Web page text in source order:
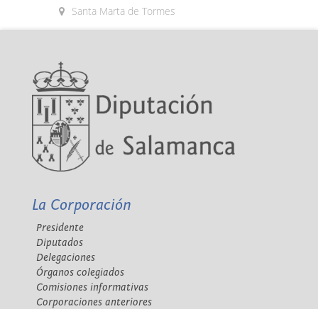
Santa Marta de Tormes
La Corporación
Presidente
Diputados
Delegaciones
Órganos colegiados
Comisiones informativas
Corporaciones anteriores